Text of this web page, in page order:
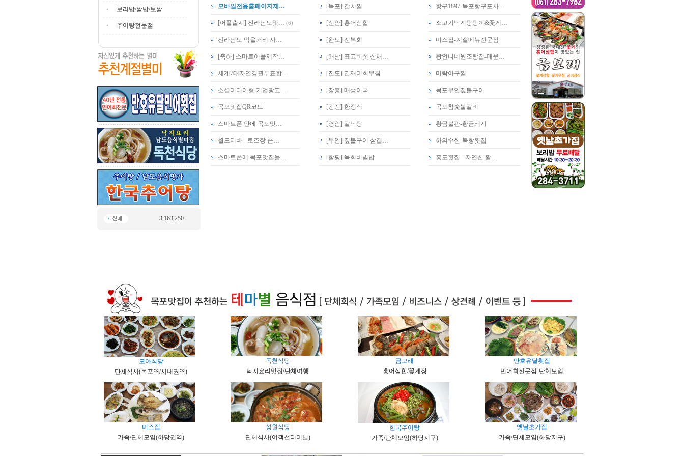
보리밥/쌈밥/보쌈
추어탕전문점
3,163,250
모바일전용홈페이지제…
[어플출시] 전라남도맛… (6)
전라남도 먹을거리 사…
[축하] 스마트어플제작…
세계7대자연경관투표합…
소셜미디어형 기업광고…
목포맛집QR코드
스마트폰 안에 목포맛…
월드디바 - 로즈장 콘…
스마트폰에 목포맛집을…
[목포] 갈치찜
[신안] 홍어삼합
[완도] 전복회
[해남] 표고버섯 산채…
[진도] 간재미회무침
[장흥] 매생이국
[강진] 한정식
[영암] 갈낙탕
[무안] 짚불구이 삼겹…
[함평] 육회비빔밥
항구1897-목포항구포차…
소고기낙지탕탕이&꽃게…
미스집-계절메뉴전문점
왕언니네원조탕집-매운…
미락아구찜
목포무안짚불구이
목포참숯불갈비
황금불판-황금돼지
하의수산-북항횟집
홍도횟집 - 자연산 활…
모아식당
단체식사(목포역/시내권역)
독천식당
낙지요리맛집/단체여행
금모래
홍어삼합/꽃게장
만호유달횟집
민어회전문점-단체모임
미스집
가족/단체모임(하당권역)
성원식당
단체식사(여객선터미널)
한국추어탕
가족/단체모임(하당지구)
옛날초가집
가족/단체모임(하당지구)